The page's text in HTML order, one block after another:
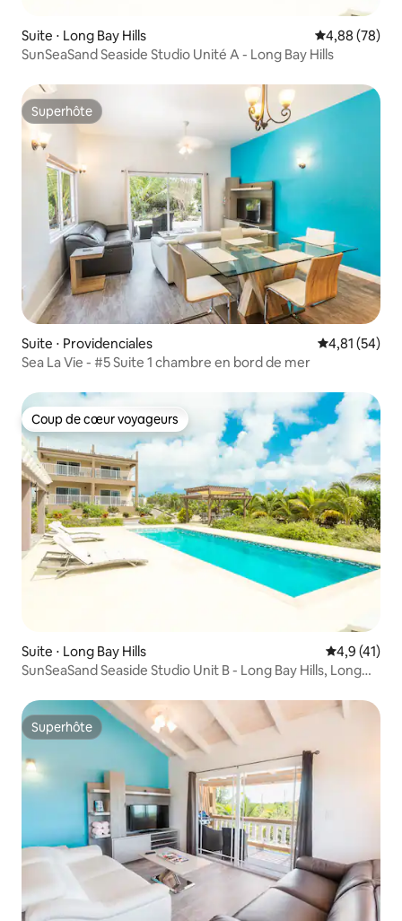
Suite ⋅ Long Bay Hills Évaluation
4,88 (78)
SunSeaSand Seaside Studio Unité A - Long Bay Hills
Superhôte
Superhôte
Suite ⋅ Providenciales Évaluation
4,81 (54)
Sea La Vie - #5 Suite 1 chambre en bord de mer
Coup de cœur voyageurs
Coup de cœur voyageurs
Suite ⋅ Long Bay Hills Évaluation
4,9 (41)
SunSeaSand Seaside Studio Unit B - Long Bay Hills, Long
Superhôte
Superhôte